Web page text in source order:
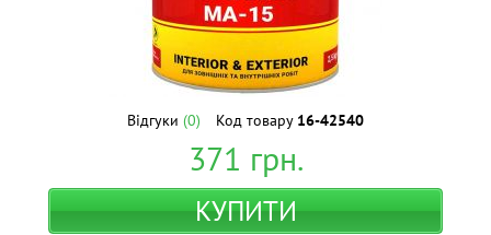
Відгуки (0) Код товару 16-42540
371 грн.
КУПИТИ